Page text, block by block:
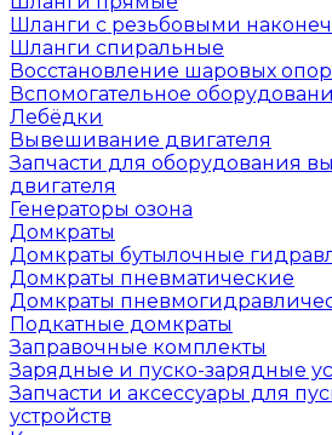
Шланги с резьбовыми
Шланги спиральные
Восстановление шаровых опор
Вспомогательное
Лебёдки
Вывешивание двигателя
Запчасти для оборудования
двигателя
Генераторы озона
Домкраты
Домкраты бутылочные
Домкраты пневматические
Домкраты
Подкатные домкраты
Заправочные комплекты
Зарядные и пуско-зарядные
Запчасти и аксессуары для
устройств